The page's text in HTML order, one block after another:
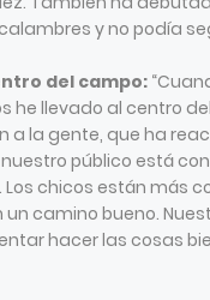
y no podía
del campo:
he llevado al centro
a la gente, que ha
público está
Los chicos están más
camino bueno.
hacer las cosas